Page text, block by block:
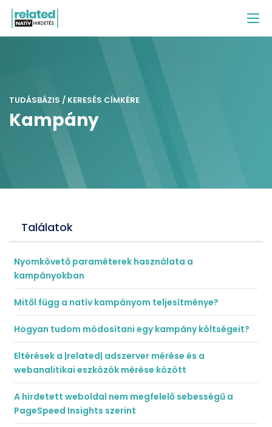
TUDÁSBÁZIS / KERESÉS CÍMKÉRE
Kampány
Találatok
Nyomkövető paraméterek használata a
kampányokban
Mitől függ a natív kampányom teljesítménye?
Hogyan tudom módosítani egy kampány költségeit?
Eltérések a |related| adszerver mérése és a
webanalitikai eszközök mérése között
A hirdetett weboldal nem megfelelő sebességű a
PageSpeed Insights szerint